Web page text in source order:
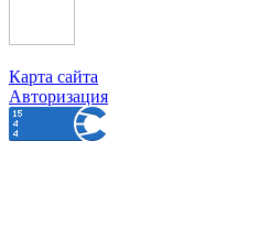
Карта сайта
Авторизация